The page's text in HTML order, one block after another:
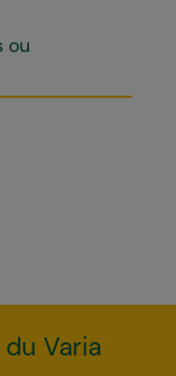
ou
Varia